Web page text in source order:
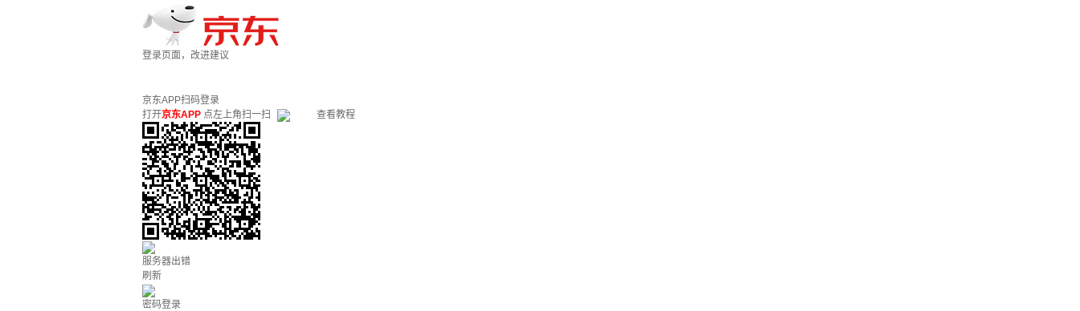
登录页面，改进建议
京东APP扫码登录
打开京东APP 点左上角扫一扫 查看教程
服务器出错
刷新
密码登录